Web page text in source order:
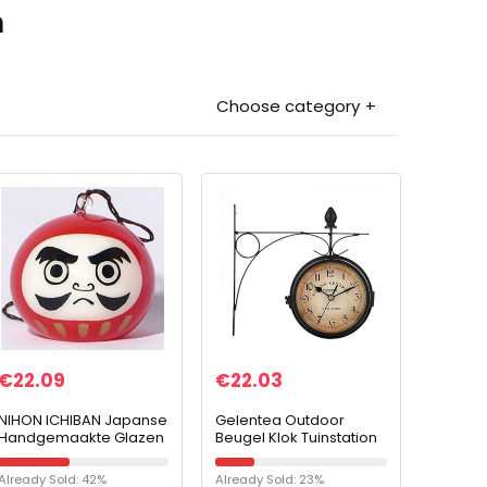
Choose category
22.09
ICHIBAN Japanse
Glazen
met Daruma
Sold: 42%
€22.03
Gelentea Outdoor
Beugel Klok Tuinstation
Wandklok
Dubbelzijdige Klok
Already Sold: 23%